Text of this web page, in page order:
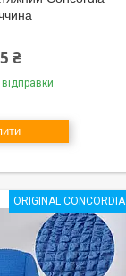
₴
ORIGINAL CONCORDIA